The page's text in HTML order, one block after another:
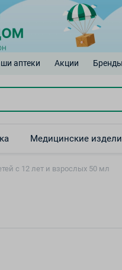
аптеки Акции Бренды
Медицинские
с 12 лет и взрослых 50 мл